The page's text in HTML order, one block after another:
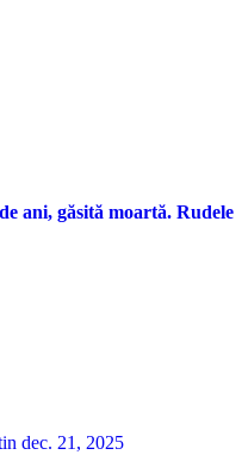
ani, găsită moartă. Rudele
dec. 21, 2025